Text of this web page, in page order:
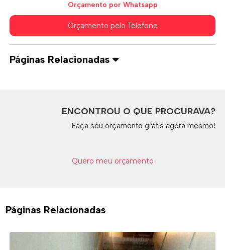
Orçamento por Whatsapp
Orçamento pelo Telefone
Páginas Relacionadas
ENCONTROU O QUE PROCURAVA?
Faça seu orçamento grátis agora mesmo!
Quero meu orçamento
Páginas Relacionadas